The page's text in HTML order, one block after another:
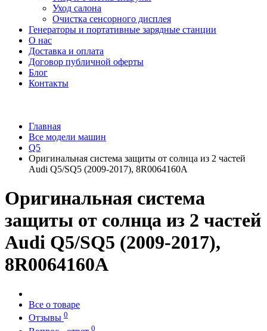
Уход салона
Очистка сенсорного дисплея
Генераторы и портативные зарядные станции
О нас
Доставка и оплата
Договор публичной оферты
Блог
Контакты
Главная
Все модели машин
Q5
Оригинальная система защиты от солнца из 2 частей
Audi Q5/SQ5 (2009-2017), 8R0064160A
Оригинальная система
защиты от солнца из 2 частей
Audi Q5/SQ5 (2009-2017),
8R0064160A
Все о товаре
Отзывы 0
0